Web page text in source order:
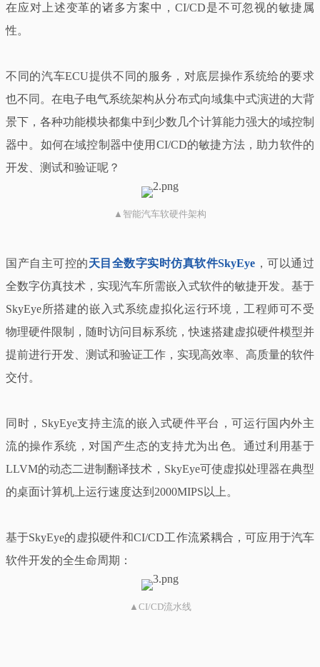
在应对上述变革的诸多方案中，CI/CD是不可忽视的敏捷属
性。
不同的汽车ECU提供不同的服务，对底层操作系统给的要求
也不同。在电子电气系统架构从分布式向域集中式演进的大背
景下，各种功能模块都集中到少数几个计算能力强大的域控制
器中。如何在域控制器中使用CI/CD的敏捷方法，助力软件的
开发、测试和验证呢？
▲智能汽车软硬件架构
国产自主可控的天目全数字实时仿真软件SkyEye ，可以通过
全数字仿真技术，实现汽车所需嵌入式软件的敏捷开发。基于
SkyEye所搭建的嵌入式系统虚拟化运行环境，工程师可不受
物理硬件限制，随时访问目标系统，快速搭建虚拟硬件模型并
提前进行开发、测试和验证工作，实现高效率、高质量的软件
交付。
同时，SkyEye支持主流的嵌入式硬件平台，可运行国内外主
流的操作系统，对国产生态的支持尤为出色。通过利用基于
LLVM的动态二进制翻译技术，SkyEye可使虚拟处理器在典型
的桌面计算机上运行速度达到2000MIPS以上。
基于SkyEye的虚拟硬件和CI/CD工作流紧耦合，可应用于汽车
软件开发的全生命周期：
▲CI/CD流水线